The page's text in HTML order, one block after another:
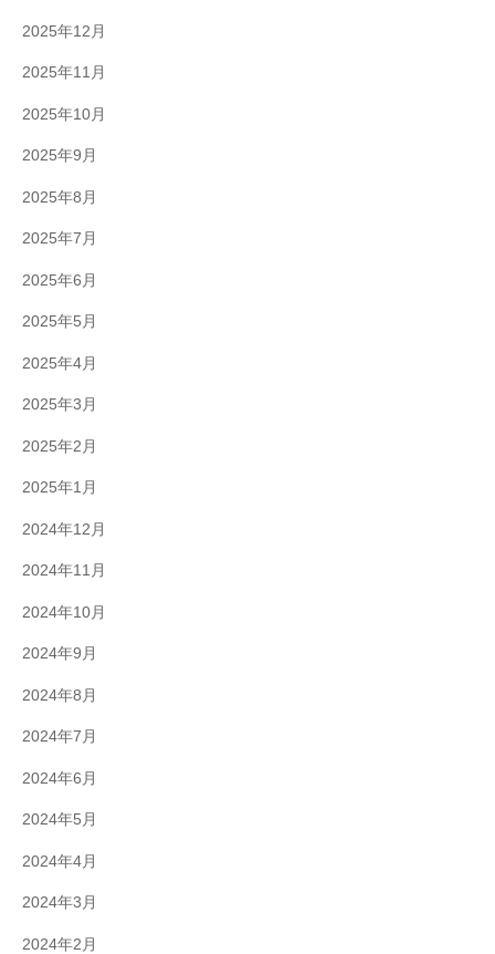
2025年12月
2025年11月
2025年10月
2025年9月
2025年8月
2025年7月
2025年6月
2025年5月
2025年4月
2025年3月
2025年2月
2025年1月
2024年12月
2024年11月
2024年10月
2024年9月
2024年8月
2024年7月
2024年6月
2024年5月
2024年4月
2024年3月
2024年2月